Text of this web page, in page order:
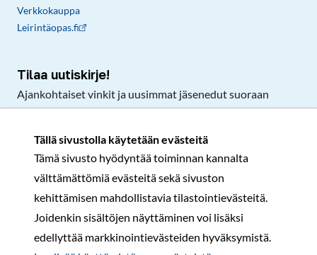
Tällä sivustolla käytetään evästeitä
Tämä sivusto hyödyntää toiminnan kannalta
välttämättömiä evästeitä sekä sivuston
kehittämisen mahdollistavia tilastointievästeitä.
Joidenkin sisältöjen näyttäminen voi lisäksi
edellyttää markkinointievästeiden hyväksymistä.
Verkkokauppa
Leirintäopas.fi
Tilaa uutiskirje!
Ajankohtaiset vinkit ja uusimmat jäsenedut suoraan
Rekisteri- ja tietosuojaselosteSopimusehdot